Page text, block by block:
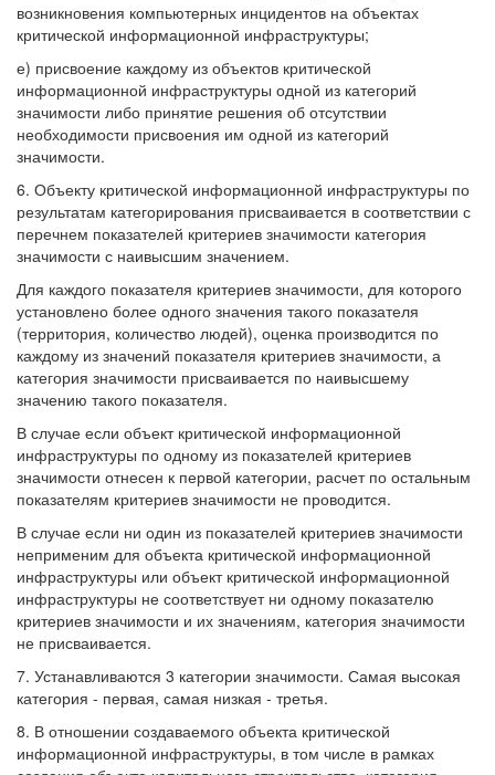
возникновения компьютерных инцидентов на объектах
критической информационной инфраструктуры;
е) присвоение каждому из объектов критической
информационной инфраструктуры одной из категорий
значимости либо принятие решения об отсутствии
необходимости присвоения им одной из категорий
значимости.
6. Объекту критической информационной инфраструктуры по
результатам категорирования присваивается в соответствии с
перечнем показателей критериев значимости категория
значимости с наивысшим значением.
Для каждого показателя критериев значимости, для которого
установлено более одного значения такого показателя
(территория, количество людей), оценка производится по
каждому из значений показателя критериев значимости, а
категория значимости присваивается по наивысшему
значению такого показателя.
В случае если объект критической информационной
инфраструктуры по одному из показателей критериев
значимости отнесен к первой категории, расчет по остальным
показателям критериев значимости не проводится.
В случае если ни один из показателей критериев значимости
неприменим для объекта критической информационной
инфраструктуры или объект критической информационной
инфраструктуры не соответствует ни одному показателю
критериев значимости и их значениям, категория значимости
не присваивается.
7. Устанавливаются 3 категории значимости. Самая высокая
категория - первая, самая низкая - третья.
8. В отношении создаваемого объекта критической
информационной инфраструктуры, в том числе в рамках